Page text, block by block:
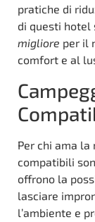
pratiche di
di questi hotel
migliore per il
comfort e al
Per chi ama
compatibili
offrono la
lasciare
l’ambiente e